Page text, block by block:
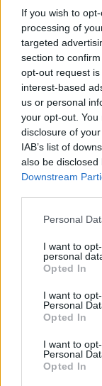
If you wish to
processing of
targeted
section to
opt-out request
interest-based
us or personal
your opt-out.
disclosure of
IAB’s list of
also be
Downstream
Personal
I want to
personal
Opted In
I want to
Personal
Opted In
I want to
Personal
Opted In
*Româncă
„Mi-a murit
infectat, dar